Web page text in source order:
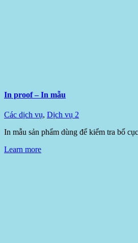
In proof – In mẫu
Các dịch vụ, Dịch vụ 2
In mẫu sản phẩm dùng để kiểm tra bố
Learn more